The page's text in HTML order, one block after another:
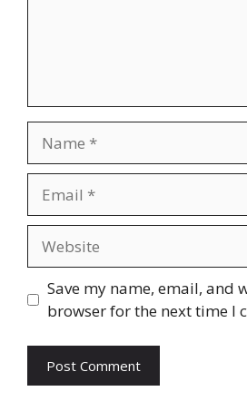
Save my name, email, and
browser for the next time I